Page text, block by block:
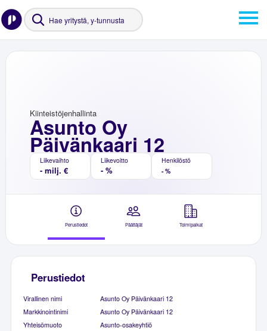
Asunto Oy
Päivänkaari 12
Kiinteistöjenhallinta
Liikevaihto
- milj. €
Liikevoitto
- %
Henkilöstö
- %
Perustiedot Päättäjät Toimipaikat
Perustiedot
Virallinen nimi
Asunto Oy Päivänkaari 12
Markkinointinimi
Asunto Oy Päivänkaari 12
Yhteisömuoto
Asunto-osakeyhtiö